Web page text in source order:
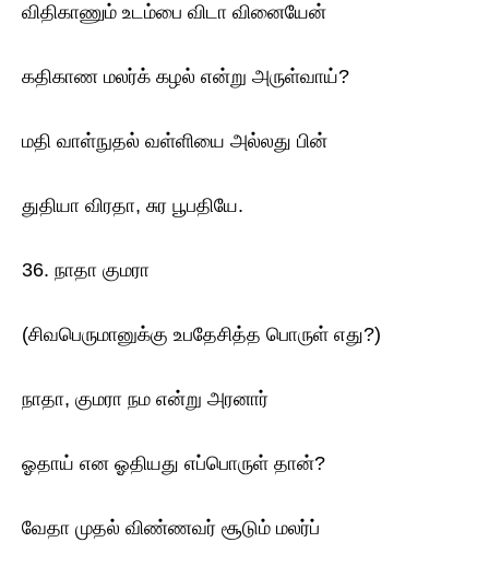
விதிகாணும் உடம்பை விடா வினையேன்
கதிகாண மலர்க் கழல் என்று அருள்வாய்?
மதி வாள்நுதல் வள்ளியை அல்லது பின்
துதியா விரதா, சுர பூபதியே.
36. நாதா குமரா
(சிவபெருமானுக்கு உபதேசித்த பொருள் எது?)
நாதா, குமரா நம என்று அரனார்
ஓதாய் என ஓதியது எப்பொருள் தான்?
வேதா முதல் விண்ணவர் சூடும் மலர்ப்